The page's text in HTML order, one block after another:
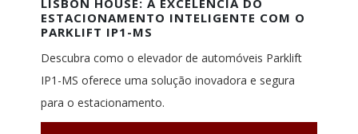
ESTACIONAMENTO INTELIGENTE COM O
PARKLIFT IP1-MS
Descubra como o elevador de automóveis Parklift
IP1-MS oferece uma solução inovadora e segura
para o estacionamento.